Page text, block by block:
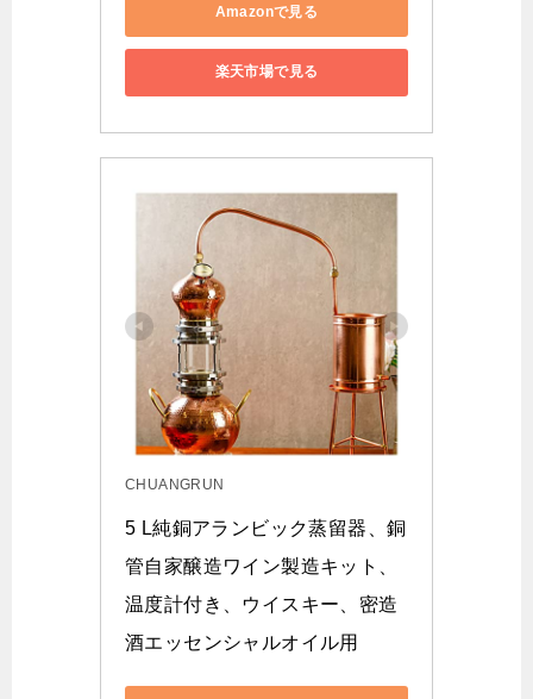
Amazonで見る
楽天市場で見る
CHUANGRUN
5 L純銅アランビック蒸留器、銅
管自家醸造ワイン製造キット、
温度計付き、ウイスキー、密造
酒エッセンシャルオイル用